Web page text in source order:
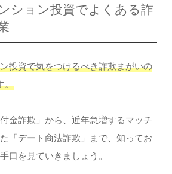
ション投資でよくある詐
投資で気をつけるべき詐欺まがいの
。
金詐欺」から、近年急増するマッチ
「デート商法詐欺」まで、知ってお
口を見ていきましょう。